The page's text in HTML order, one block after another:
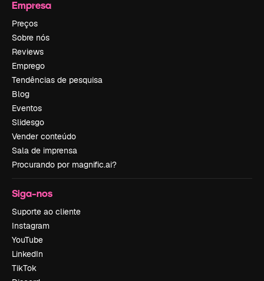
Empresa
Preços
Sobre nós
Reviews
Emprego
Tendências de pesquisa
Blog
Eventos
Slidesgo
Vender conteúdo
Sala de imprensa
Procurando por magnific.ai?
Siga-nos
Suporte ao cliente
Instagram
YouTube
LinkedIn
TikTok